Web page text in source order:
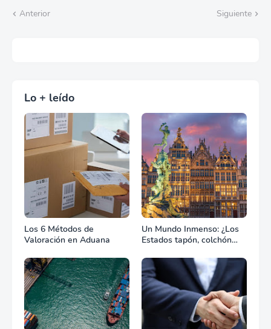
Anterior Siguiente
Lo + leído
Los 6 Métodos de
Valoración en Aduana
Un Mundo Inmenso: ¿Los
Estados tapón, colchón
combate?